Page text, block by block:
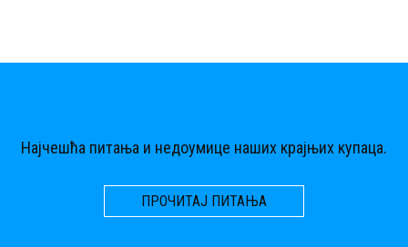
Најчешћа питања и недоумице наших крајњих купаца.
ПРОЧИТАЈ ПИТАЊА